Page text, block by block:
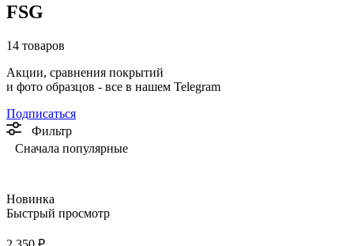
FSG
14 товаров
Акции, сравнения покрытий
и фото образцов - все в нашем Telegram
Подписаться
Фильтр
Сначала популярные
Новинка
Быстрый просмотр